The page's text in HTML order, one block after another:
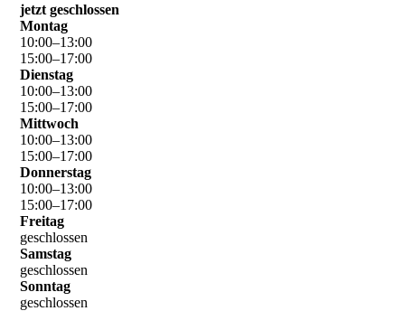
jetzt geschlossen
Montag
10:00–13:00
15:00–17:00
Dienstag
10:00–13:00
15:00–17:00
Mittwoch
10:00–13:00
15:00–17:00
Donnerstag
10:00–13:00
15:00–17:00
Freitag
geschlossen
Samstag
geschlossen
Sonntag
geschlossen